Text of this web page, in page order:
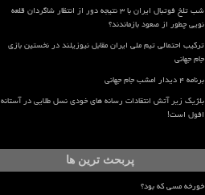
شب تلخ فوتبال ایران با ۳ نتیجه دور از انتظار شاگردان قلعه
نویی چطور از صعود بازماندند؟
ترکیب احتمالی تیم ملی ایران مقابل نیوزیلند در نخستین بازی
جام جهانی
برنامه ۴ دیدار امشب جام جهانی
بلژیک زیر آتش انتقادات رسانه های خودی نسل طلایی در آستانه
افول است!
پربحث ترین ها
خورخه مسی که بود؟